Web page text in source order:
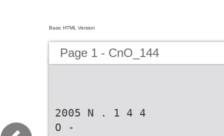
Basic HTML Version
Page 1 - CnO_144
2005 N . 1 4 4
O -